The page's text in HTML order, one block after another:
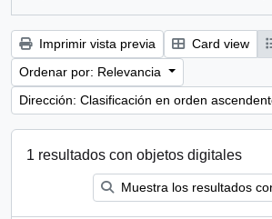
Imprimir vista previa Card view
Ordenar por: Relevancia
Dirección: Clasificación en orden
1 resultados con objetos digitales
Muestra los resultados